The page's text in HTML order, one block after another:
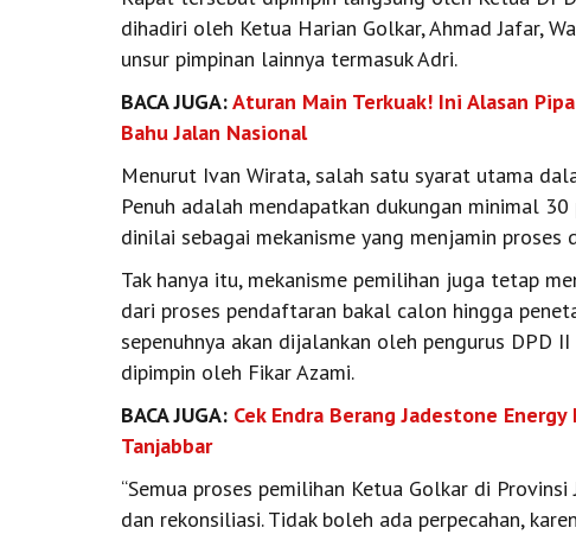
dihadiri oleh Ketua Harian Golkar, Ahmad Jafar,
unsur pimpinan lainnya termasuk Adri.
BACA JUGA:Aturan Main Terkuak! Ini Alasan
Bahu Jalan Nasional
Menurut Ivan Wirata, salah satu syarat utama
Penuh adalah mendapatkan dukungan minimal
dinilai sebagai mekanisme yang menjamin
Tak hanya itu, mekanisme pemilihan juga tetap
dari proses pendaftaran bakal calon hingga
sepenuhnya akan dijalankan oleh pengurus DPD
dipimpin oleh Fikar Azami.
BACA JUGA: Cek Endra Berang Jadestone
Tanjabbar
“Semua proses pemilihan Ketua Golkar di
dan rekonsiliasi. Tidak boleh ada perpecahan,